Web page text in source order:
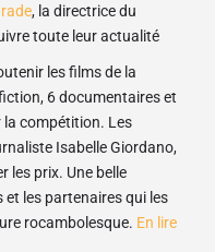
, la directrice du
toute leur actualité
les films de la
6 documentaires et
compétition. Les
Isabelle Giordano,
les prix. Une belle
les partenaires qui les
rocambolesque. En lire